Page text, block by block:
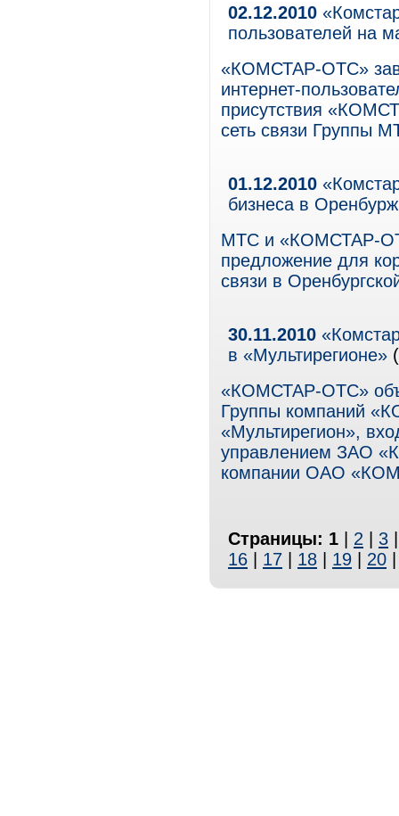
02.12.2010
пользователей на
«КОМСТАР-ОТС»
интернет-
присутствия
сеть связи Группы
01.12.2010
бизнеса в
МТС и «КОМСТАР-
предложение для
связи в
30.11.2010
в «Мультирегионе»
«КОМСТАР-ОТС»
Группы компаний
«Мультирегион»,
управлением ЗАО
компании ОАО
Страницы: 1 2 3
16
17 18 19 20